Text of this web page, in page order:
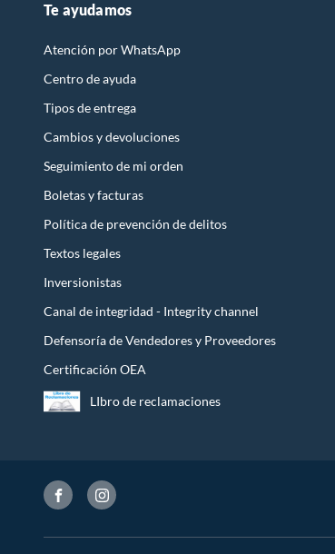
Te ayudamos
Atención por WhatsApp
Centro de ayuda
Tipos de entrega
Cambios y devoluciones
Seguimiento de mi orden
Boletas y facturas
Política de prevención de delitos
Textos legales
Inversionistas
Canal de integridad - Integrity channel
Defensoría de Vendedores y Proveedores
Certificación OEA
LIbro de reclamaciones